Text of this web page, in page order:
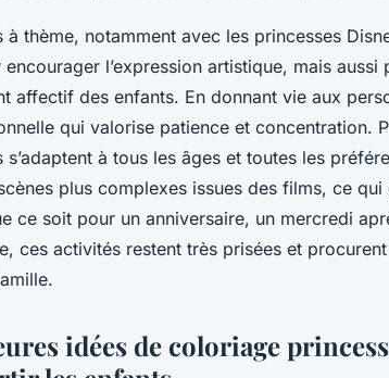
à thème, notamment avec les princesses
l’expression artistique, mais
affectif des enfants. En donnant vie aux
qui valorise patience et concentration.
à tous les âges et toutes les
plus complexes issues des films, ce
ce soit pour un anniversaire, un mercredi
ces activités restent très prisées et
idées de coloriage